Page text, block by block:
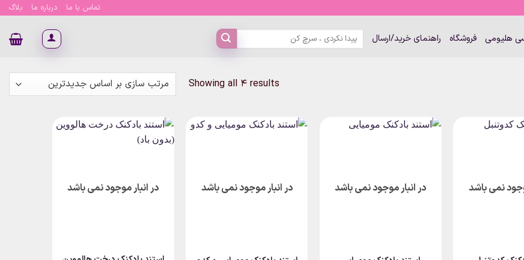
تماس با ما درباره ما بلاگ
هلیومی فروشگاه راهنمای خرید/ارسال
جستجو
برای:
Showing all 4 results
Sorted
نمی باشد در انبار موجود نمی باشد در انبار موجود نمی باشد در انبار موجود نمی باشد